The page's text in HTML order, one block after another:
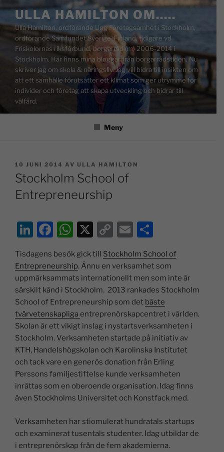
ULLA HAMILTON OM…..
Ulla Hamilton, ordförande Ung Företagsamhet i Stockholm,
ordförande Samfundet Sverige-Finland, tidigare vd
Friskolornas riksförbund, borgarråd (m) 2006-2014 i
Stockholm. Här finns mina bloggar från borgarrådstiden. Nu
skriver jag om skola & näringsliv. Jag vill bidra till insikten om
att ett samhälle förutsätter ett klimat som ger utrymme för
individer och företag att skapa utveckling och bidrar till
välfärd.
Meny
10 JUNI 2014 AV ULLA HAMILTON
Stockholm School of
Entrepreneurship
Li
k
e
dI
n
F
c
e
b
o
o
k
W
at
s
A
p
p
X
C
p
y
Li
n
k
E
ai
l
a
Tisdagens besök gick till Stockholm School of
Entrepreneurship. Ännu en verksamhet som
uppmärksammats internationellt men som inte är
särskilt känd i Stockholm. 2013 rankades Stockholm
School of Entrepreneurship som det bäste
tvärvetenskapliga entreprenörskapcentret i världen.
Skolan är ett vikigt inslag i nystartsverksamheten i
Stockholm. Verksamheten startade på initiativ av
KTH, Handelshögskolan och Karolinska Institutet
och tack vare en generös donation från Erling
Perssons familjestiftelse kunde verksamheten
inrättas som en oberoende organisation. Idag finns
även Stockholms Universitet och Konstfack med.
Verksamheten har stiomulerat hundratals startups
och examinerat tusentals studenter. Idag utbildar de
i entreprenörskap från de fem akademierna.